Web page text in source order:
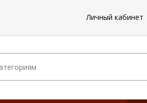
Личный кабинет